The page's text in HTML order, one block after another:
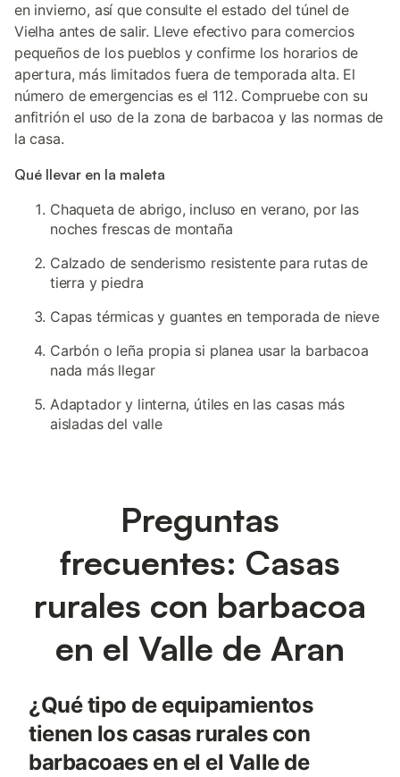
en invierno, así que consulte el estado del túnel de
Vielha antes de salir. Lleve efectivo para comercios
pequeños de los pueblos y confirme los horarios de
apertura, más limitados fuera de temporada alta. El
número de emergencias es el 112. Compruebe con su
anfitrión el uso de la zona de barbacoa y las normas de
la casa.
Qué llevar en la maleta
Chaqueta de abrigo, incluso en verano, por las
noches frescas de montaña
Calzado de senderismo resistente para rutas de
tierra y piedra
Capas térmicas y guantes en temporada de nieve
Carbón o leña propia si planea usar la barbacoa
nada más llegar
Adaptador y linterna, útiles en las casas más
aisladas del valle
Preguntas
frecuentes: Casas
rurales con barbacoa
en el Valle de Aran
¿Qué tipo de equipamientos
tienen los casas rurales con
barbacoaes en el el Valle de